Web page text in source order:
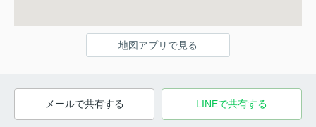
地図アプリで見る
メールで共有する LINEで共有する